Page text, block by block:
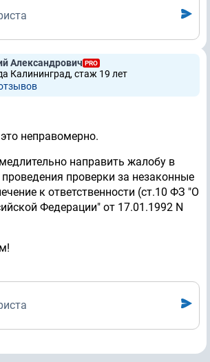
Александрович PRO
Калининград, стаж 19 лет
неправомерно.
направить жалобу в
проверки за незаконные
к ответственности (ст.10 ФЗ "О
Федерации" от 17.01.1992 N